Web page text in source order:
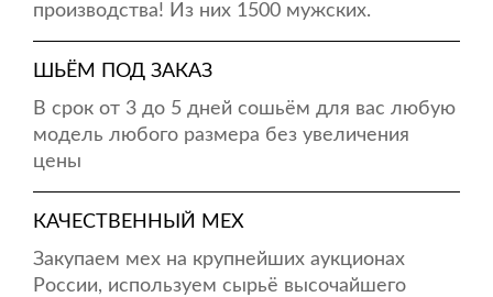
производства! Из них 1500 мужских.
ШЬЁМ ПОД ЗАКАЗ
В срок от 3 до 5 дней сошьём для вас любую
модель любого размера без увеличения
цены
КАЧЕСТВЕННЫЙ МЕХ
Закупаем мех на крупнейших аукционах
России, используем сырьё высочайшего